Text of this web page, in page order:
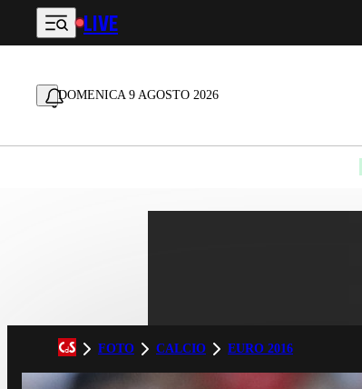
Vai al contenuto principale
LIVE
DOMENICA 9 AGOSTO 2026
FOTO CALCIO EURO 2016